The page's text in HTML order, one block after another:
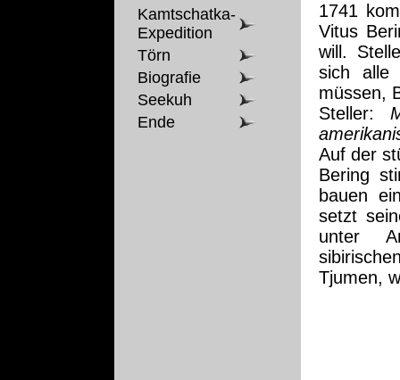
Kamtschatka-
Expedition
Törn
Biografie
Seekuh
Ende
1741
Vitus
will.
sich alle
müssen,
Steller:
Auf der
Bering
bauen
setzt
unter
Tjumen,